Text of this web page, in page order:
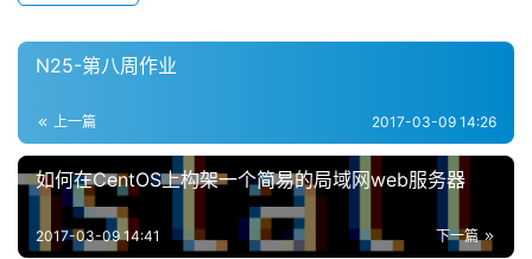
N25-第八周作业
上一篇 2017-03-09 14:26
如何在CentOS上构架一个简易的局域网web服务器
下一篇
2017-03-09 14:41